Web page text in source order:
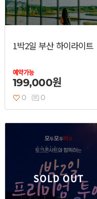
열기
열기
열기
1박2일 부산 하이라이트
예약가능
199,000원
0 0
SOLD OUT